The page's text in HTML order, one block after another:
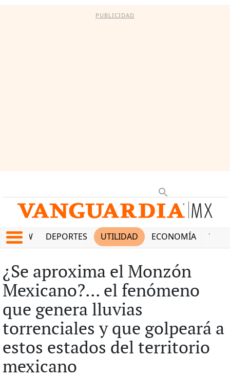
PUBLICIDAD
SHOW DEPORTES UTILIDAD ECONOMÍA VIDA
¿Se aproxima el Monzón
Mexicano?... el fenómeno
que genera lluvias
torrenciales y que golpeará a
estos estados del territorio
mexicano